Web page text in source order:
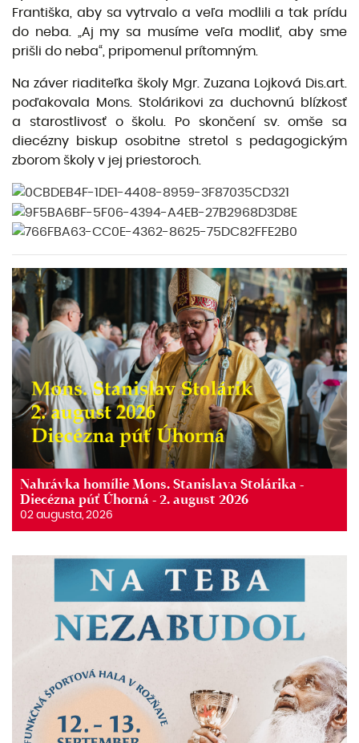
Františka, aby sa vytrvalo a veľa modlili a tak prídu
do neba. „Aj my sa musíme veľa modliť, aby sme
prišli do neba“, pripomenul prítomným.
Na záver riaditeľka školy Mgr. Zuzana Lojková Dis.art.
poďakovala Mons. Stolárikovi za duchovnú blízkosť
a starostlivosť o školu. Po skončení sv. omše sa
diecézny biskup osobitne stretol s pedagogickým
zborom školy v jej priestoroch.
Nahrávka homílie Mons. Stanislava Stolárika -
Diecézna púť Úhorná - 2. august 2026
02 augusta, 2026